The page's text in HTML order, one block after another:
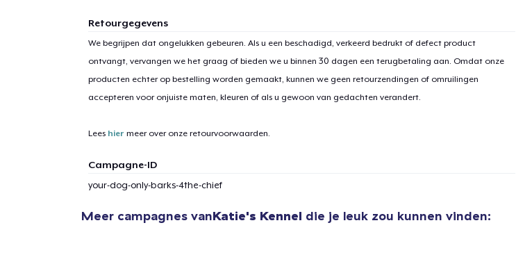
Retourgegevens
We begrijpen dat ongelukken gebeuren. Als u een beschadigd, verkeerd bedrukt of defect product
ontvangt, vervangen we het graag of bieden we u binnen 30 dagen een terugbetaling aan. Omdat onze
producten echter op bestelling worden gemaakt, kunnen we geen retourzendingen of omruilingen
accepteren voor onjuiste maten, kleuren of als u gewoon van gedachten verandert.
Lees hier meer over onze retourvoorwaarden.
Campagne-ID
your-dog-only-barks-4the-chief
Meer campagnes vanKatie's Kennel die je leuk zou kunnen vinden:
1item aan winkelwagen toegevoegd